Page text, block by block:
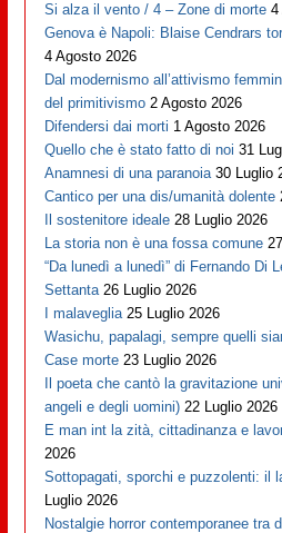
Si alza il vento / 4 – Zone di morte 4
Genova è Napoli: Blaise Cendrars
4 Agosto 2026
Dal modernismo all’attivismo
del primitivismo 2 Agosto 2026
Difendersi dai morti 1 Agosto 2026
Quello che è stato fatto di noi 31
Anamnesi di una paranoia 30 Luglio
Cantico per una dis/umanità dolente
Il sostenitore ideale 28 Luglio 2026
La storia non è una fossa comune
“Da lunedì a lunedì” di Fernando Di
Settanta 26 Luglio 2026
I malaveglia 25 Luglio 2026
Wasichu, papalagi, sempre quelli
Case morte 23 Luglio 2026
Il poeta che cantò la gravitazione
angeli e degli uomini) 22 Luglio 2026
E man int la zità, cittadinanza e
2026
Sottopagati, sporchi e puzzolenti: il
Luglio 2026
Nostalgie horror contemporanee tra